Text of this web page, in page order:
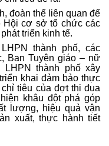
đoàn thể liên quan để
Hội cơ sở tổ chức các
triển kinh tế.
thành phố, các
Ban Tuyên giáo – nữ
thành phố xây
khai đảm bảo thực
tiêu của đợt thi đua
khâu đột phá góp
lượng, hiệu quả vận
xuất, thực hành tiết